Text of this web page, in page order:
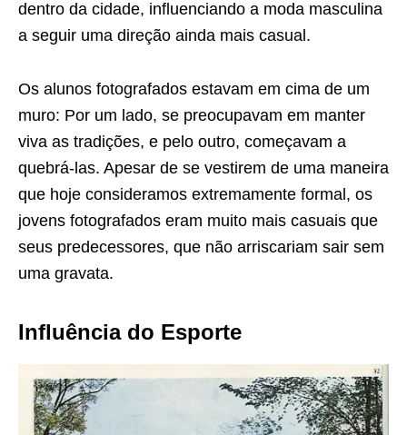
dentro da cidade, influenciando a moda masculina
a seguir uma direção ainda mais casual.
Os alunos fotografados estavam em cima de um
muro: Por um lado, se preocupavam em manter
viva as tradições, e pelo outro, começavam a
quebrá-las. Apesar de se vestirem de uma maneira
que hoje consideramos extremamente formal, os
jovens fotografados eram muito mais casuais que
seus predecessores, que não arriscariam sair sem
uma gravata.
Influência do Esporte